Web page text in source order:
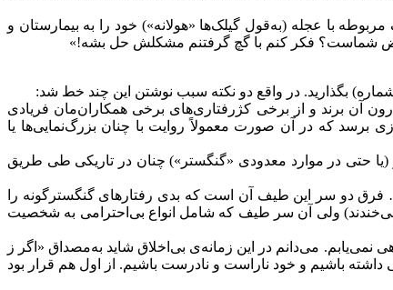
با عجله (به‌قول گیلک‌ها «هولانه») خود را به بیمارستان و
شماست؟ فکر کنم با گچ گرفتنم مشکلش حل بشه!»
آن برند و از برخی کژرفتاری‌های برخی همکاران‌مان فریادی
برسد که در آن صورت معمولاً روایت با چنان بزرگ‌نمایی‌ها یا
حتی در موارد معدودی «گنگستر») چنان در تاریکی طی طریق
دو سر این طیف آن است که بدی رفتارهای گنگسترگونه را
می‌خندند) ولی آن سر طیف که شامل انواع بی‌احترامی به شخصیت
نمی‌یابم. می‌دانم در این زمانه‌ی بی‌اخلاق شاید به‌مصداق «اگر ز
باشیم و خود ناراست و نادرست باشیم. از اول هم قرار بود